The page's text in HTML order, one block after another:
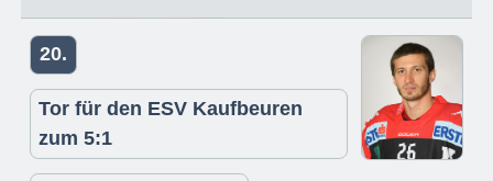
20.
Tor für den ESV Kaufbeuren
zum 5:1